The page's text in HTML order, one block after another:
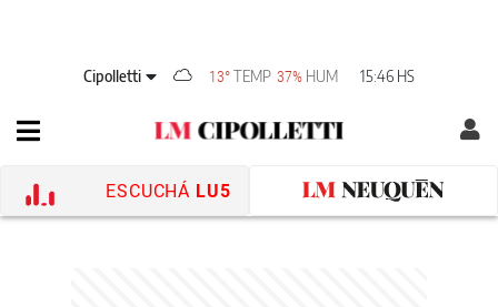
Cipolletti 13° TEMP 37% HUM 15:46 HS
ESCUCHÁ LU5